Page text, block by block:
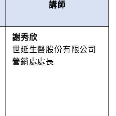
講師
謝秀欣
世延⽣醫股份有限公司
營銷處處⻑